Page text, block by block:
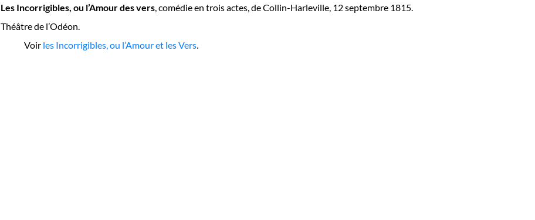
Les Incorrigibles, ou l’Amour des vers, comédie en trois actes, de Collin-Harleville, 12 septembre 1815.
Théâtre de l’Odéon.
Voir les Incorrigibles, ou l’Amour et les Vers.